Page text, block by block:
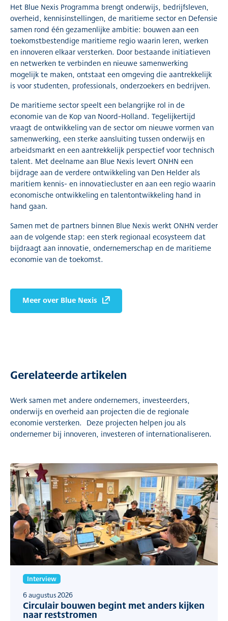
Het Blue Nexis Programma brengt onderwijs, bedrijfsleven,
overheid, kennisinstellingen, de maritieme sector en Defensie
samen rond één gezamenlijke ambitie: bouwen aan een
toekomstbestendige maritieme regio waarin leren, werken
en innoveren elkaar versterken. Door bestaande initiatieven
en netwerken te verbinden en nieuwe samenwerking
mogelijk te maken, ontstaat een omgeving die aantrekkelijk
is voor studenten, professionals, onderzoekers en bedrijven.
De maritieme sector speelt een belangrijke rol in de
economie van de Kop van Noord-Holland. Tegelijkertijd
vraagt de ontwikkeling van de sector om nieuwe vormen van
samenwerking, een sterke aansluiting tussen onderwijs en
arbeidsmarkt en een aantrekkelijk perspectief voor technisch
talent. Met deelname aan Blue Nexis levert ONHN een
bijdrage aan de verdere ontwikkeling van Den Helder als
maritiem kennis- en innovatiecluster en aan een regio waarin
economische ontwikkeling en talentontwikkeling hand in
hand gaan.
Samen met de partners binnen Blue Nexis werkt ONHN verder
aan de volgende stap: een sterk regionaal ecosysteem dat
bijdraagt aan innovatie, ondernemerschap en de maritieme
economie van de toekomst.
Meer over Blue Nexis
Gerelateerde artikelen
Werk samen met andere ondernemers, investeerders,
onderwijs en overheid aan projecten die de regionale
economie versterken. Deze projecten helpen jou als
ondernemer bij innoveren, investeren of internationaliseren.
Interview
6 augustus 2026
Circulair bouwen begint met anders kijken
naar reststromen